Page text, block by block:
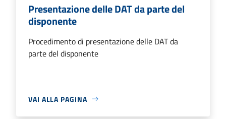
Presentazione delle DAT da parte del
disponente
Procedimento di presentazione delle DAT da
parte del disponente
VAI ALLA PAGINA